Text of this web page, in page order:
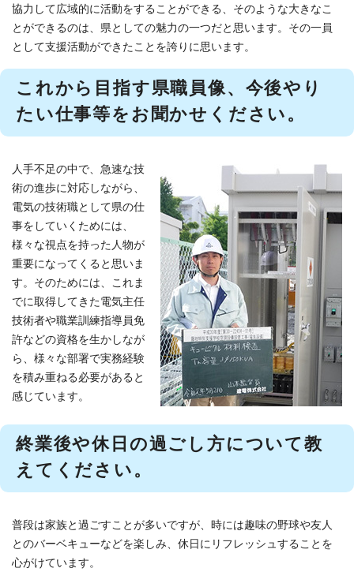
協力して広域的に活動をすることができる、そのような大きなこ
とができるのは、県としての魅力の一つだと思います。その一員
として支援活動ができたことを誇りに思います。
これから目指す県職員像、今後やり
たい仕事等をお聞かせください。
人手不足の中で、急速な技
術の進歩に対応しながら、
電気の技術職として県の仕
事をしていくためには、
様々な視点を持った人物が
重要になってくると思いま
す。そのためには、これま
でに取得してきた電気主任
技術者や職業訓練指導員免
許などの資格を生かしなが
ら、様々な部署で実務経験
を積み重ねる必要があると
感じています。
終業後や休日の過ごし方について教
えてください。
普段は家族と過ごすことが多いですが、時には趣味の野球や友人
とのバーベキューなどを楽しみ、休日にリフレッシュすることを
心がけています。